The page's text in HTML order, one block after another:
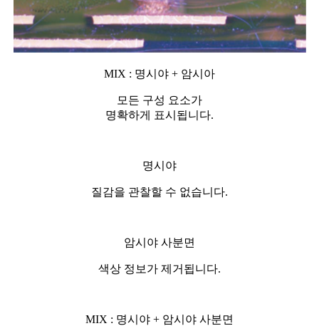
MIX : 명시야 + 암시아
모든 구성 요소가
명확하게 표시됩니다.
명시야
질감을 관찰할 수 없습니다.
암시야 사분면
색상 정보가 제거됩니다.
MIX : 명시야 + 암시야 사분면